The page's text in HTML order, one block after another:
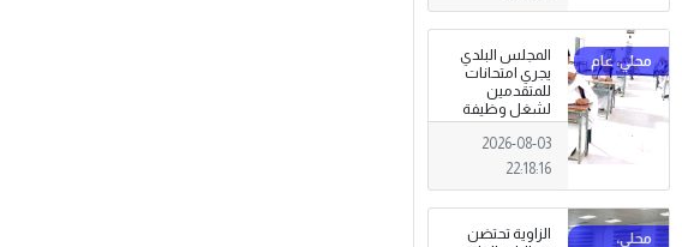
المجلس البلدي
يجري امتحانات
للمتقدمين
لشغل وظيفة
مختار محلة .
2026-08-03
22:18:16
الزاوية تحتضن